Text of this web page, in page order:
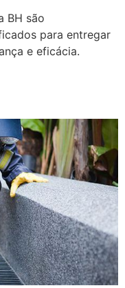
BH são
para entregar
e eficácia.